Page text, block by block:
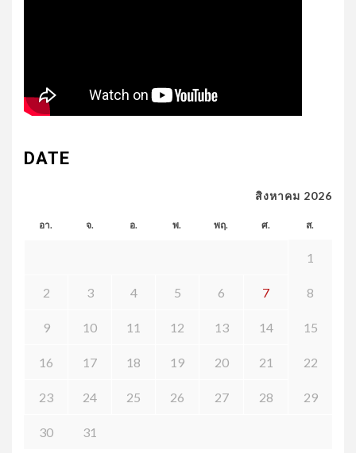
DATE
สิงหาคม 2026
อา. จ. อ. พ. พฤ. ศ. ส.
1
2 3 4 5 6 7 8
9 10 11 12 13 14 15
16 17 18 19 20 21 22
23 24 25 26 27 28 29
30 31